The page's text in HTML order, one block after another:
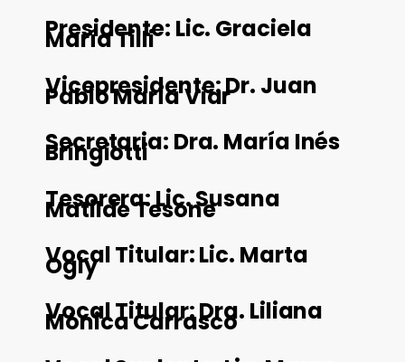
Presidente: Lic. Graciela
María Tilli
Vicepresidente: Dr. Juan
Pablo María Viar
Secretaria: Dra. María Inés
Bringiotti
Tesorera: Lic. Susana
Matilde Tesone
Vocal Titular: Lic. Marta
Ogly
Vocal Titular: Dra. Liliana
Mónica Carrasco